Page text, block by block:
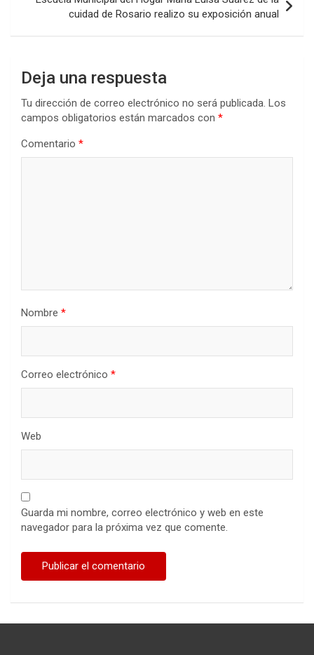
k
p
cuidad de Rosario realizo su exposición anual
Deja una respuesta
Tu dirección de correo electrónico no será publicada. Los
campos obligatorios están marcados con *
Comentario *
Nombre *
Correo electrónico *
Web
Guarda mi nombre, correo electrónico y web en este
navegador para la próxima vez que comente.